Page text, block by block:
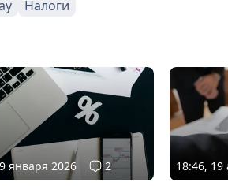
Налоги
января 2026 2 18:46, 19